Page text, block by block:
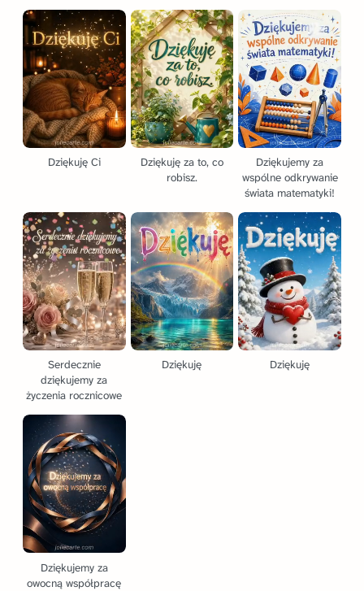
Dziękuję Ci
Dziękuję za to, co
robisz.
Dziękujemy za
wspólne odkrywanie
świata matematyki!
Serdecznie
dziękujemy za
życzenia rocznicowe
Dziękuję Dziękuję
Dziękujemy za
owocną współpracę